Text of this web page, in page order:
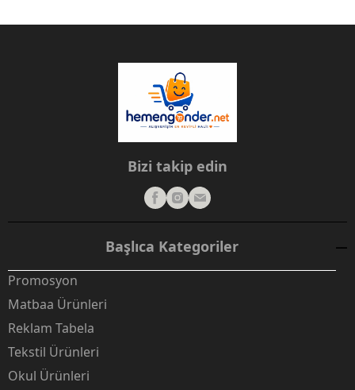
Bizi takip edin
Başlıca Kategoriler
Promosyon
Matbaa Ürünleri
Reklam Tabela
Tekstil Ürünleri
Okul Ürünleri